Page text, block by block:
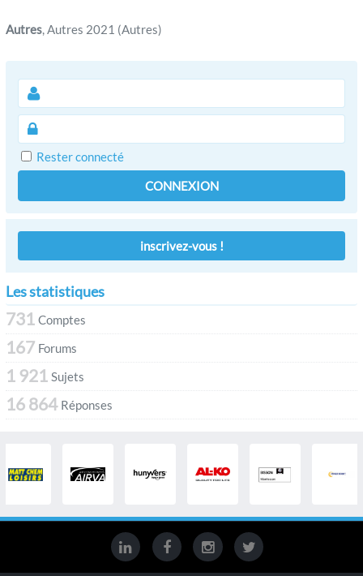
Autres, Autres 2021 (Autres)
Rester connecté
CONNEXION
inscrivez-vous !
Les statistiques
731 Comptes
167 Forums
1 921 Sujets
16 864 Réponses